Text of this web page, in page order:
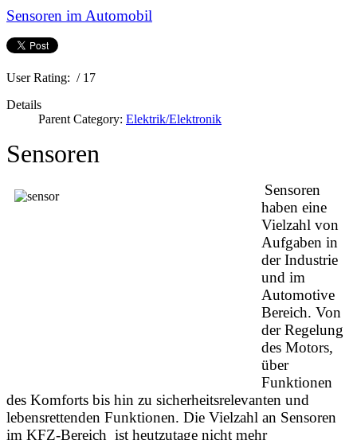
Sensoren im Automobil
User Rating: / 17
Details
Parent Category: Elektrik/Elektronik
Sensoren
Sensoren
haben eine
Vielzahl von
Aufgaben in
der Industrie
und im
Automotive
Bereich. Von
der Regelung
des Motors,
über
Funktionen
des Komforts bis hin zu sicherheitsrelevanten und
lebensrettenden Funktionen. Die Vielzahl an Sensoren
im KFZ-Bereich ist heutzutage nicht mehr